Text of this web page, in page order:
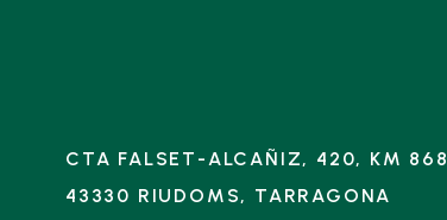
CTA FALSET-ALCAÑIZ, 420, KM 868
43330 RIUDOMS, TARRAGONA